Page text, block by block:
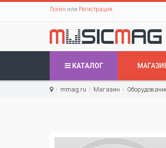
Логин или Регистрация
КАТАЛОГ
mmag.ru Магазин